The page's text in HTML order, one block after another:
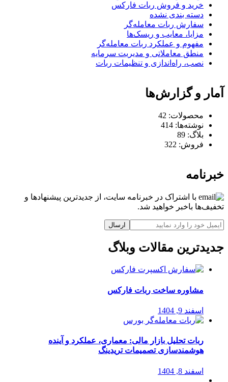
خرید و فروش ربات فارکس
دسته بندی نشده
سفارش ربات معامله‌گر
مزایا، معایب و ریسک‌ها
مفهوم و عملکرد ربات معامله‌گر
منطق معاملاتی و مدیریت سرمایه
نصب، راه‌اندازی و تنظیمات ربات
آمار و گزارش‌ها
محصولات: 42
نوشته‌ها: 414
بلاگ: 89
فروش: 322
خبرنامه
با اشتراک در خبرنامه سایت، از جدیدترین پیشنهادها و
تخفیف‌ها باخبر خواهید شد.
ارسال
جدیدترین مقالات وبلاگ
مشاوره ساخت ربات فارکس
اسفند 9, 1404
ربات تحلیل بازار مالی: معماری، عملکرد و آینده
هوشمندسازی تصمیمات تریدینگ
اسفند 8, 1404